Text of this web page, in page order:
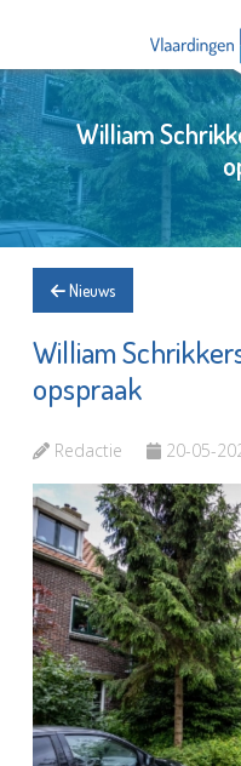
William
Nieuws
William
opspraak
Redactie 20-05-